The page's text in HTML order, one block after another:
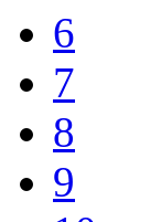
6
7
8
9